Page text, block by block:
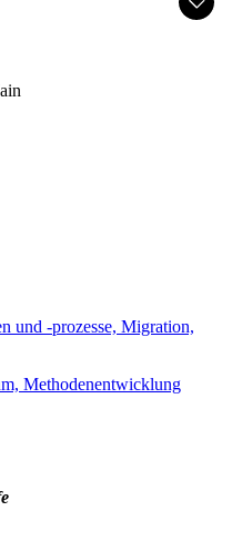
und -prozesse, Migration,
Methodenentwicklung